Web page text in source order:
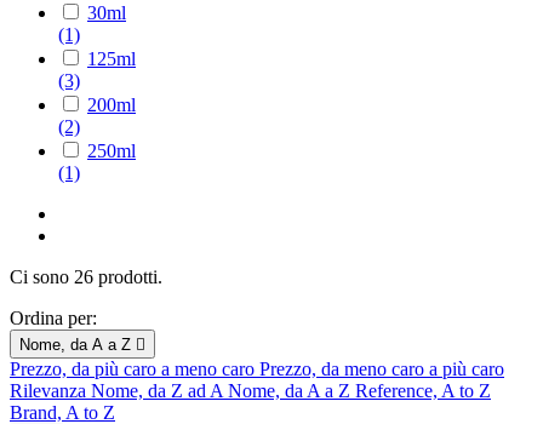
30ml
(1)
125ml
(3)
200ml
(2)
250ml
(1)
Ci sono 26 prodotti.
Ordina per:
Nome, da A a Z 
Prezzo, da più caro a meno caro Prezzo, da meno caro a più caro
Rilevanza Nome, da Z ad A Nome, da A a Z Reference, A to Z
Brand, A to Z